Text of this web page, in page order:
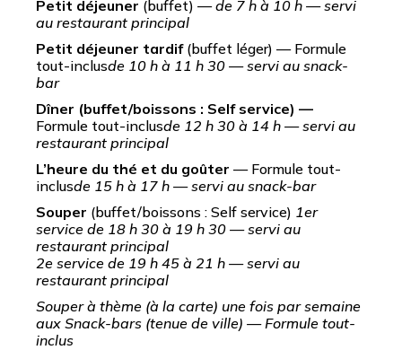
Petit déjeuner (buffet) —de 7 h à 10 h — servi
au restaurant principal
Petit déjeuner tardif (buffet léger) — Formule
tout-inclusde 10 h à 11 h 30 — servi au snack-
bar
Dîner (buffet/boissons : Self service) —
Formule tout-inclusde 12 h 30 à 14 h — servi au
restaurant principal
L’heure du thé et du goûter — Formule tout-
inclusde 15 h à 17 h — servi au snack-bar
Souper (buffet/boissons : Self service) 1er
service de 18 h 30 à 19 h 30 — servi au
restaurant principal
2e service de 19 h 45 à 21 h — servi au
restaurant principal
Souper à thème (à la carte) une fois par semaine
aux Snack-bars (tenue de ville) — Formule tout-
inclus